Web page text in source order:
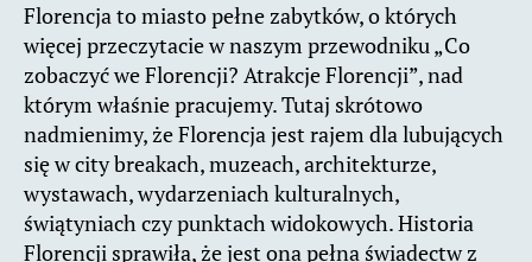
Florencja to miasto pełne zabytków, o których
więcej przeczytacie w naszym przewodniku „Co
zobaczyć we Florencji? Atrakcje Florencji”, nad
którym właśnie pracujemy. Tutaj skrótowo
nadmienimy, że Florencja jest rajem dla lubujących
się w city breakach, muzeach, architekturze,
wystawach, wydarzeniach kulturalnych,
świątyniach czy punktach widokowych. Historia
Florencji sprawiła, że jest ona pełna świadectw z